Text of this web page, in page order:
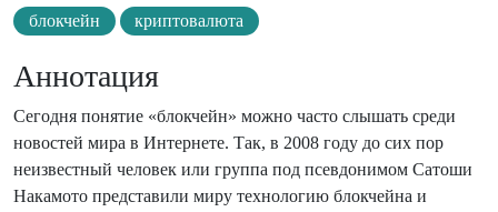
блокчейн криптовалюта
Аннотация
Сегодня понятие «блокчейн» можно часто слышать среди
новостей мира в Интернете. Так, в 2008 году до сих пор
неизвестный человек или группа под псевдонимом Сатоши
Накамото представили миру технологию блокчейна и